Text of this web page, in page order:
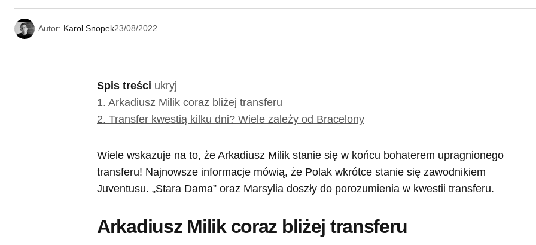
Autor: Karol Snopek23/08/2022
Spis treści ukryj
1. Arkadiusz Milik coraz bliżej transferu
2. Transfer kwestią kilku dni? Wiele zależy od Bracelony
Wiele wskazuje na to, że Arkadiusz Milik stanie się w końcu bohaterem upragnionego
transferu! Najnowsze informacje mówią, że Polak wkrótce stanie się zawodnikiem
Juventusu. „Stara Dama” oraz Marsylia doszły do porozumienia w kwestii transferu.
Arkadiusz Milik coraz bliżej transferu